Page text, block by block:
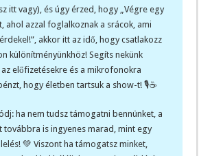
itt vagy), és úgy érzed, hogy „Végre egy
ahol azzal foglalkoznak a srácok, ami
akkor itt az idő, hogy csatlakozz
különítményünkhöz! Segíts nekünk
előfizetésekre és a mikrofonokra
hogy életben tartsuk a show-t! 🎙️☕
ha nem tudsz támogatni bennünket, a
továbbra is ingyenes marad, mint egy
💚 Viszont ha támogatsz minket,